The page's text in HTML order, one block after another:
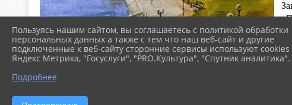
Пользуясь нашим сайтом, вы соглашаетесь с политикой обработки
персональных данных а также с тем что наш веб-сайт и другие
подключенные к веб-сайту сторонние сервисы используют cookies
Яндекс Метрика, "Госуслуги", "PRO.Культура", "Спутник аналитика".
Подробнее